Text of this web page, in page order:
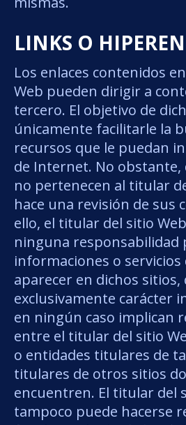
LINKS O
Los enlaces contenidos
Web pueden dirigir a
tercero. El objetivo de
únicamente facilitarle la
recursos que le puedan
de Internet. No obstante,
no pertenecen al titular
hace una revisión de sus
ello, el titular del sitio
ninguna responsabilidad
informaciones o
aparecer en dichos
exclusivamente carácter
en ningún caso implican
entre el titular del sitio
o entidades titulares de
titulares de otros sitios
encuentren. El titular del
tampoco puede hacerse